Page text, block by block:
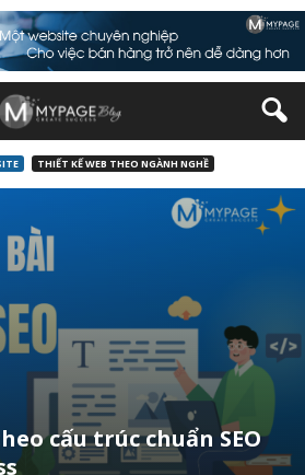
THIẾT KẾ WEB THEO NGÀNH NGHỀ
cấu trúc chuẩn SEO